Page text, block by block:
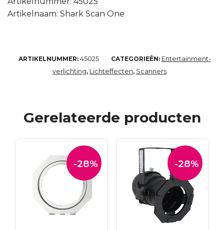
Artikelnaam: Shark Scan One
ARTIKELNUMMER: 45025 CATEGORIEËN: Entertainment-
verlichting, Lichteffecten, Scanners
Gerelateerde producten
-28% -28%